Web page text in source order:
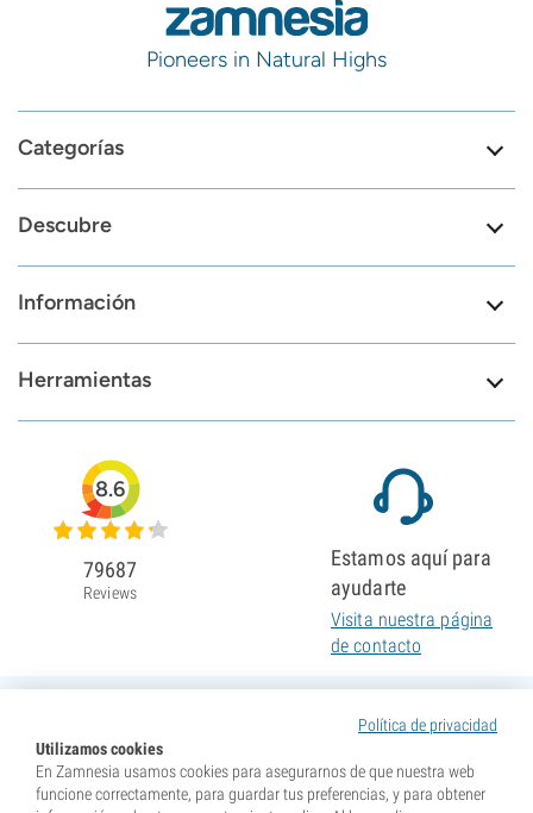
Pioneers in Natural Highs
Categorías
Descubre
Información
Herramientas
Política de privacidad
Utilizamos cookies
En Zamnesia usamos cookies para asegurarnos de que nuestra web
funcione correctamente, para guardar tus preferencias, y para obtener
8.6
79687
Reviews
Estamos aquí para
ayudarte
Visita nuestra página
de contacto